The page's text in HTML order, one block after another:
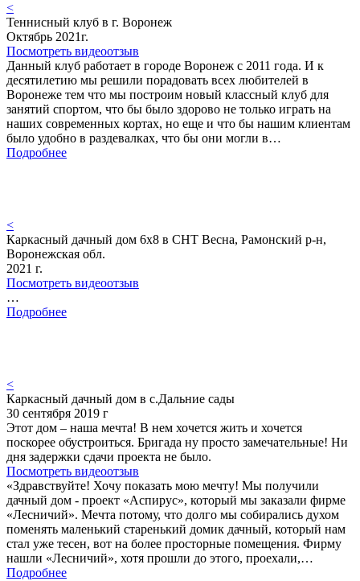
<
Теннисный клуб в г. Воронеж
Октябрь 2021г.
Посмотреть видеоотзыв
Данный клуб работает в городе Воронеж с 2011 года. И к
десятилетию мы решили порадовать всех любителей в
Воронеже тем что мы построим новый классный клуб для
занятий спортом, что бы было здорово не только играть на
наших современных кортах, но еще и что бы нашим клиентам
было удобно в раздевалках, что бы они могли в…
Подробнее
<
Каркасный дачный дом 6х8 в СНТ Весна, Рамонский р-н,
Воронежская обл.
2021 г.
Посмотреть видеоотзыв
…
Подробнее
<
Каркасный дачный дом в с.Дальние сады
30 сентября 2019 г
Этот дом – наша мечта! В нем хочется жить и хочется
поскорее обустроиться. Бригада ну просто замечательные! Ни
дня задержки сдачи проекта не было.
Посмотреть видеоотзыв
«Здравствуйте! Хочу показать мою мечту! Мы получили
дачный дом - проект «Аспирус», который мы заказали фирме
«Лесничий». Мечта потому, что долго мы собирались духом
поменять маленький старенький домик дачный, который нам
стал уже тесен, вот на более просторные помещения. Фирму
нашли «Лесничий», хотя прошли до этого, проехали,…
Подробнее